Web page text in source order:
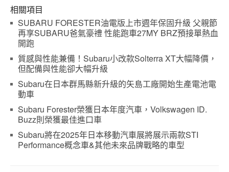
相關項目
SUBARU FORESTER油電版上市週年保固升級 父親節
再享SUBARU爸氣豪禮 性能跑車27MY BRZ預接單熱血
開跑
質感與性能兼備！Subaru小改款Solterra XT大幅降價，
但配備與性能卻大幅升級
Subaru在日本群馬縣新升級的矢島工廠開始生產電池電
動車
Subaru Forester榮獲日本年度汽車，Volkswagen ID.
Buzz則榮獲最佳進口車
Subaru將在2025年日本移動汽車展將展示兩款STI
Performance概念車&其他未來品牌戰略的車型